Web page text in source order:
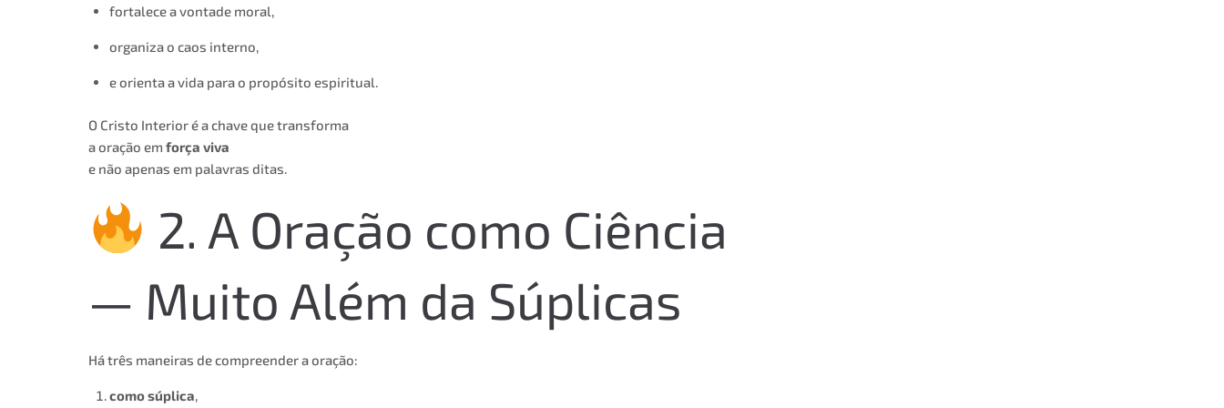
fortalece a vontade moral,
organiza o caos interno,
e orienta a vida para o propósito espiritual.
O Cristo Interior é a chave que transforma
a oração em força viva
e não apenas em palavras ditas.
2. A Oração como Ciência
— Muito Além da Súplicas
Há três maneiras de compreender a oração:
como súplica